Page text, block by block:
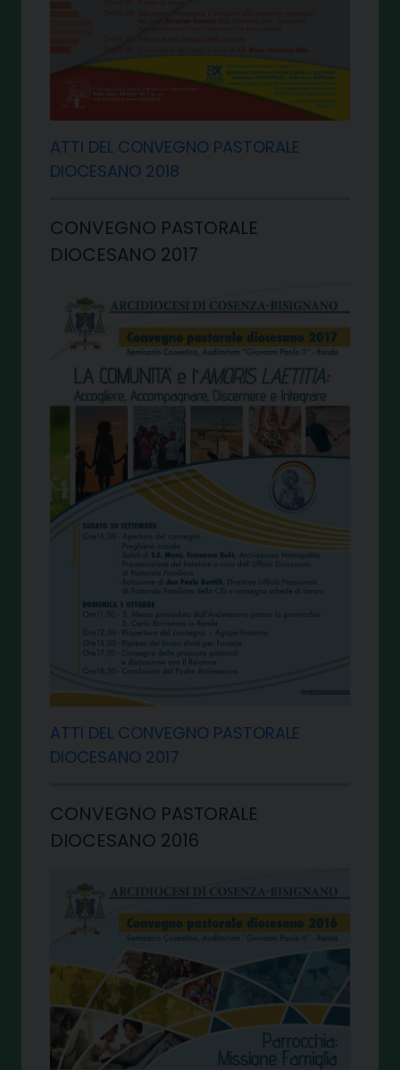
ATTI DEL CONVEGNO PASTORALE
DIOCESANO 2018
CONVEGNO PASTORALE
DIOCESANO 2017
ATTI DEL CONVEGNO PASTORALE
DIOCESANO 2017
CONVEGNO PASTORALE
DIOCESANO 2016